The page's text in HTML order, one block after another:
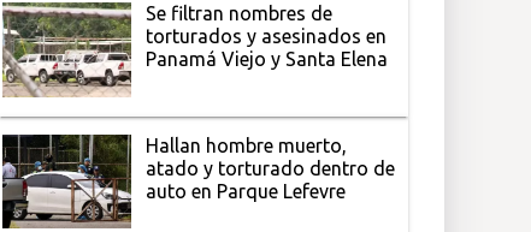
Se filtran nombres de
torturados y asesinados en
Panamá Viejo y Santa Elena
Hallan hombre muerto,
atado y torturado dentro de
auto en Parque Lefevre